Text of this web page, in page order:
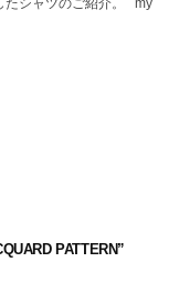
たシャツのご紹介。 my
PATTERN”